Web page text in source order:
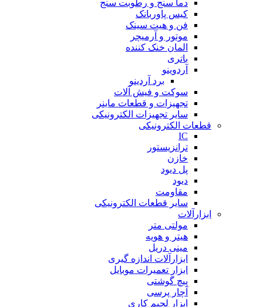
دما سنج و رطوبت سنج
کیس پاوربانک
فن و هیت سینک
موتور و آرمیچر
المان خنک کننده
باتری
آردوینو
برد آردینو
سوکت و فیش آلات
تجهیزات و قطعات ماینر
سایر تجهیزات الکترونیکی
قطعات الکترونیکی
IC
ترانزیستور
خازن
پل دیود
دیود
مقاومت
سایر قطعات الکترونیکی
ابزارآلات
مولتی متر
هیتر و هویه
مینی دریل
ابزارآلات اندازه گیری
ابزار تعمیرات موبایل
پیچ گوشتی
آچار پرسی
ابزار لحیم کاری